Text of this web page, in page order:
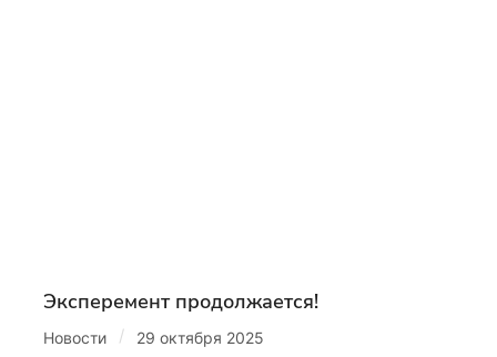
Эксперемент продолжается!
Новости / 29 октября 2025